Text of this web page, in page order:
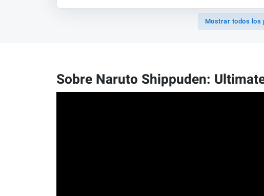
Mostrar todos los
Sobre Naruto Shippuden: